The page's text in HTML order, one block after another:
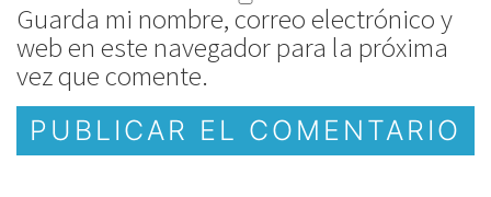
Guarda mi nombre, correo electrónico y
web en este navegador para la próxima
vez que comente.